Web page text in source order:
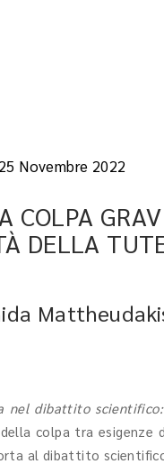
Novembre 2022
COLPA
DELLA
nel dibattito
colpa tra esigenze
al dibattito